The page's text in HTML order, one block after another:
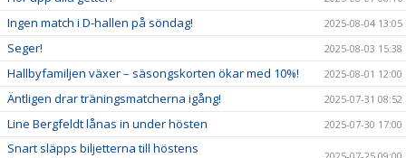
Ingen match i D-hallen på söndag! 2025-08-04 13:05
Seger! 2025-08-03 15:38
Hallbyfamiljen växer – säsongskorten ökar med 10%! 2025-08-01 12:00
Äntligen drar träningsmatcherna igång! 2025-07-31 08:52
Line Bergfeldt lånas in under hösten 2025-07-30 17:00
Snart släpps biljetterna till höstens